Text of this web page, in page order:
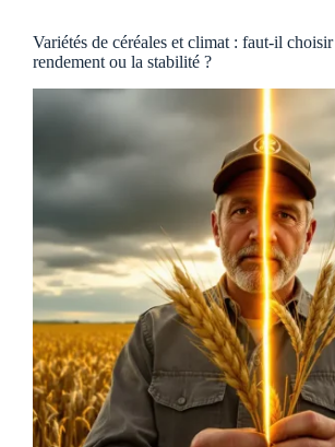
Variétés de céréales et climat : faut-il
rendement ou la stabilité ?